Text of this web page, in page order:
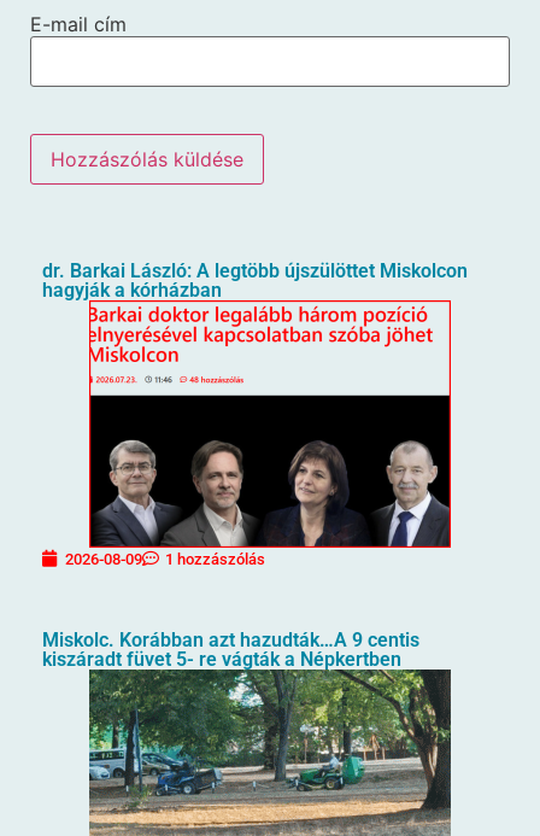
E-mail cím
dr. Barkai László: A legtöbb újszülöttet Miskolcon
hagyják a kórházban
2026-08-09 1 hozzászólás
Miskolc. Korábban azt hazudták…A 9 centis
kiszáradt füvet 5- re vágták a Népkertben